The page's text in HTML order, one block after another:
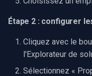
Étape 2 : configurer
Cliquez avec le
l'Explorateur de
Sélectionnez «